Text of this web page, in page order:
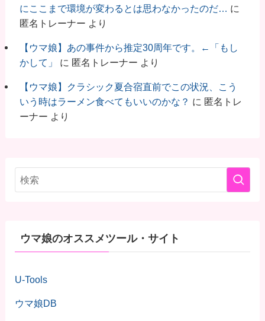
にここまで環境が変わるとは思わなかったのだ… に
匿名トレーナー より
【ウマ娘】あの事件から推定30周年です。←「もし
かして」
に 匿名トレーナー より
【ウマ娘】クラシック夏合宿直前でこの状況、こう
いう時はラーメン食べてもいいのかな？ に 匿名トレ
ーナー より
ウマ娘のオススメツール・サイト
U-Tools
ウマ娘DB